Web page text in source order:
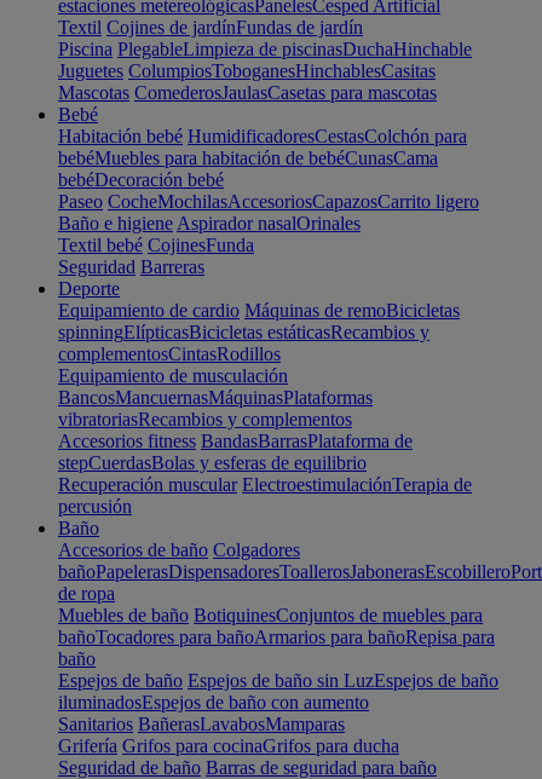
estaciones metereológicasPanelesCesped Artificial
Textil Cojines de jardínFundas de jardín
Piscina PlegableLimpieza de piscinasDuchaHinchable
Juguetes ColumpiosToboganesHinchablesCasitas
Mascotas ComederosJaulasCasetas para mascotas
Bebé
Habitación bebé HumidificadoresCestasColchón para
bebéMuebles para habitación de bebéCunasCama
bebéDecoración bebé
Paseo CocheMochilasAccesoriosCapazosCarrito ligero
Baño e higiene Aspirador nasalOrinales
Textil bebé CojinesFunda
Seguridad Barreras
Deporte
Equipamiento de cardio Máquinas de remoBicicletas
spinningElípticasBicicletas estáticasRecambios y
complementosCintasRodillos
Equipamiento de musculación
BancosMancuernasMáquinasPlataformas
vibratoriasRecambios y complementos
Accesorios fitness BandasBarrasPlataforma de
stepCuerdasBolas y esferas de equilibrio
Recuperación muscular ElectroestimulaciónTerapia de
percusión
Baño
Accesorios de baño Colgadores
bañoPapelerasDispensadoresToallerosJabonerasEscobillero
de ropa
Muebles de baño BotiquinesConjuntos de muebles para
bañoTocadores para bañoArmarios para bañoRepisa para
baño
Espejos de baño Espejos de baño sin LuzEspejos de baño
iluminadosEspejos de baño con aumento
Sanitarios BañerasLavabosMamparas
Grifería Grifos para cocinaGrifos para ducha
Seguridad de baño Barras de seguridad para baño